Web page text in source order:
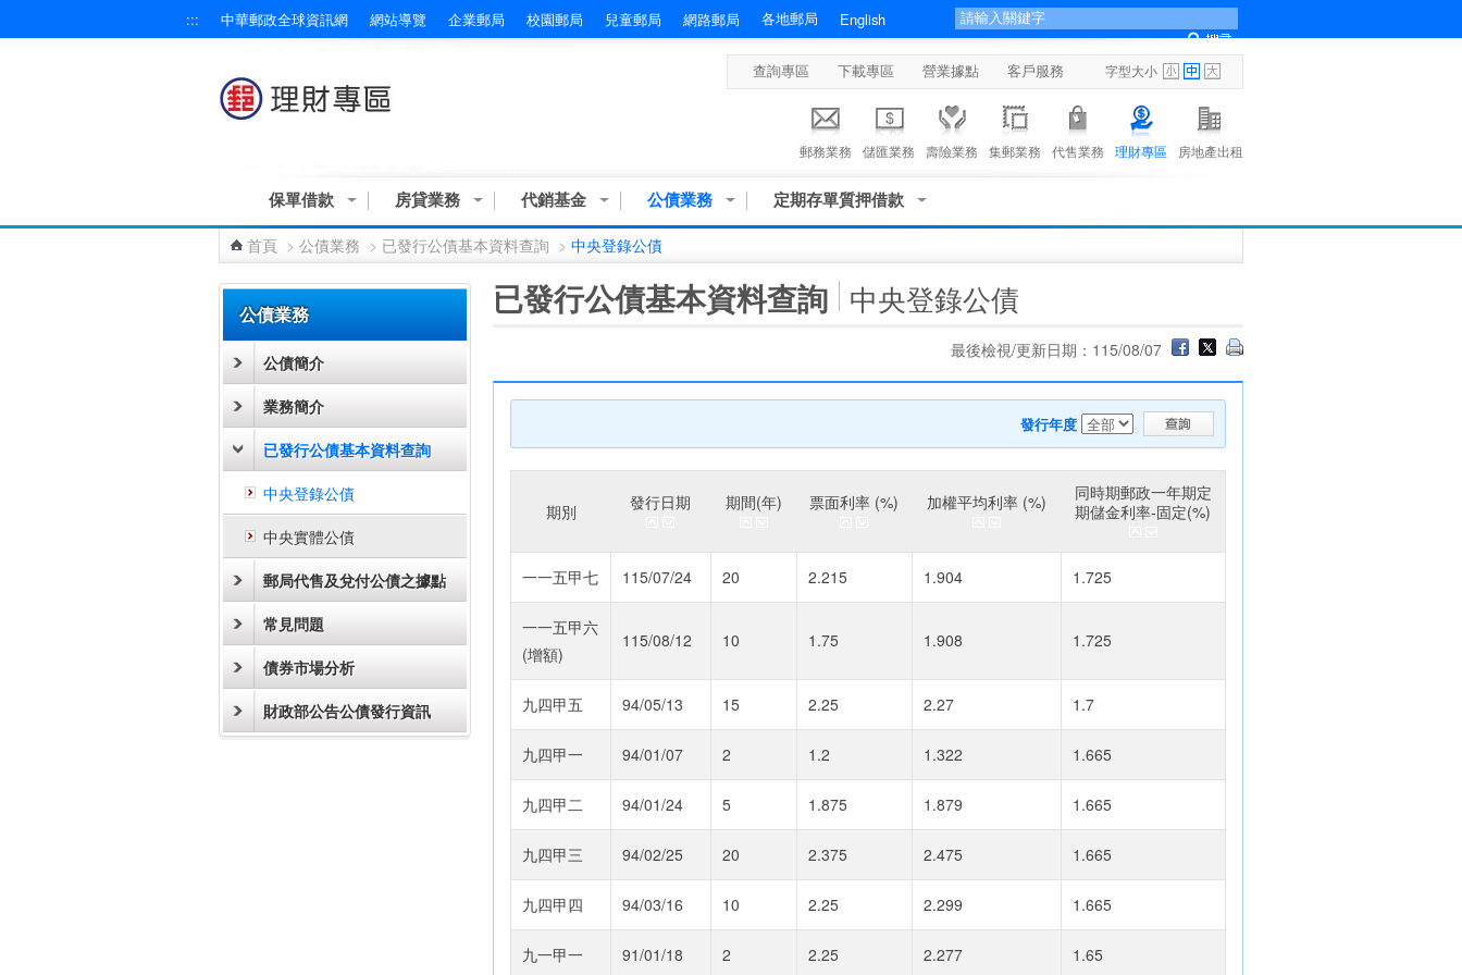
::: 中華郵政全球資訊網 網站導覽 企業郵局 校園郵局 兒童郵局 網路郵局 各地郵局 English
查詢專區 下載專區 營業據點 客戶服務 字型大小
郵務業務 儲匯業務 壽險業務 集郵業務 代售業務 理財專區 房地產出租
保單借款 房貸業務 代銷基金 公債業務 定期存單質押借款
首頁 > 公債業務 > 已發行公債基本資料查詢 > 中央登錄公債
公債業務
公債簡介
業務簡介
已發行公債基本資料查詢
中央登錄公債
中央實體公債
郵局代售及兌付公債之據點
常見問題
債券市場分析
財政部公告公債發行資訊
已發行公債基本資料查詢 中央登錄公債
最後檢視/更新日期：115/08/07
發行年度
期別 發行日期 期間(年) 票面利率 (%) 加權平均利率 (%)
同時期郵政一年期定
期儲金利率-固定(%)
一一五甲七 115/07/24 20 2.215 1.904 1.725
一一五甲六
(增額)
115/08/12 10 1.75 1.908 1.725
九四甲五 94/05/13 15 2.25 2.27 1.7
九四甲一 94/01/07 2 1.2 1.322 1.665
九四甲二 94/01/24 5 1.875 1.879 1.665
九四甲三 94/02/25 20 2.375 2.475 1.665
九四甲四 94/03/16 10 2.25 2.299 1.665
九一甲一 91/01/18 2 2.25 2.277 1.65